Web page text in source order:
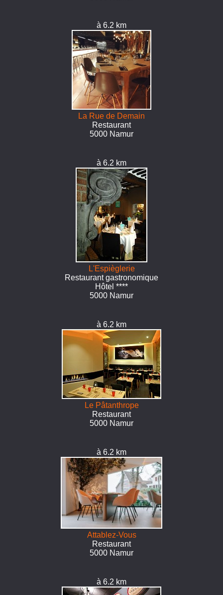
à 6.2 km
La Rue de Demain
Restaurant
5000 Namur
à 6.2 km
L'Espièglerie
Restaurant gastronomique
Hôtel ****
5000 Namur
à 6.2 km
Le Pâtanthrope
Restaurant
5000 Namur
à 6.2 km
Attablez-Vous
Restaurant
5000 Namur
à 6.2 km